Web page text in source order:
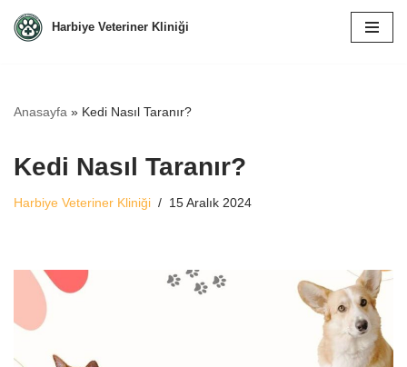
Harbiye Veteriner Kliniği
Anasayfa » Kedi Nasıl Taranır?
Kedi Nasıl Taranır?
Harbiye Veteriner Kliniği 15 Aralık 2024